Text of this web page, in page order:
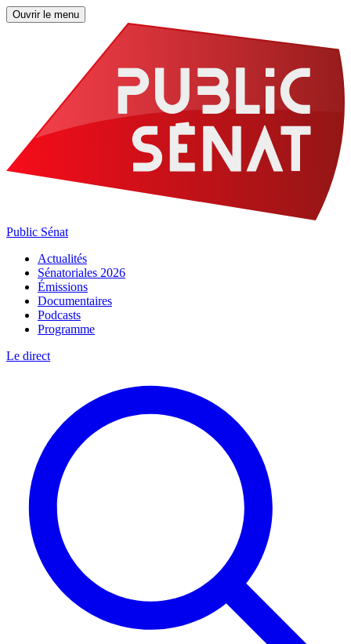
Ouvrir le menu
Public Sénat
Actualités
Sénatoriales 2026
Émissions
Documentaires
Podcasts
Programme
Le direct